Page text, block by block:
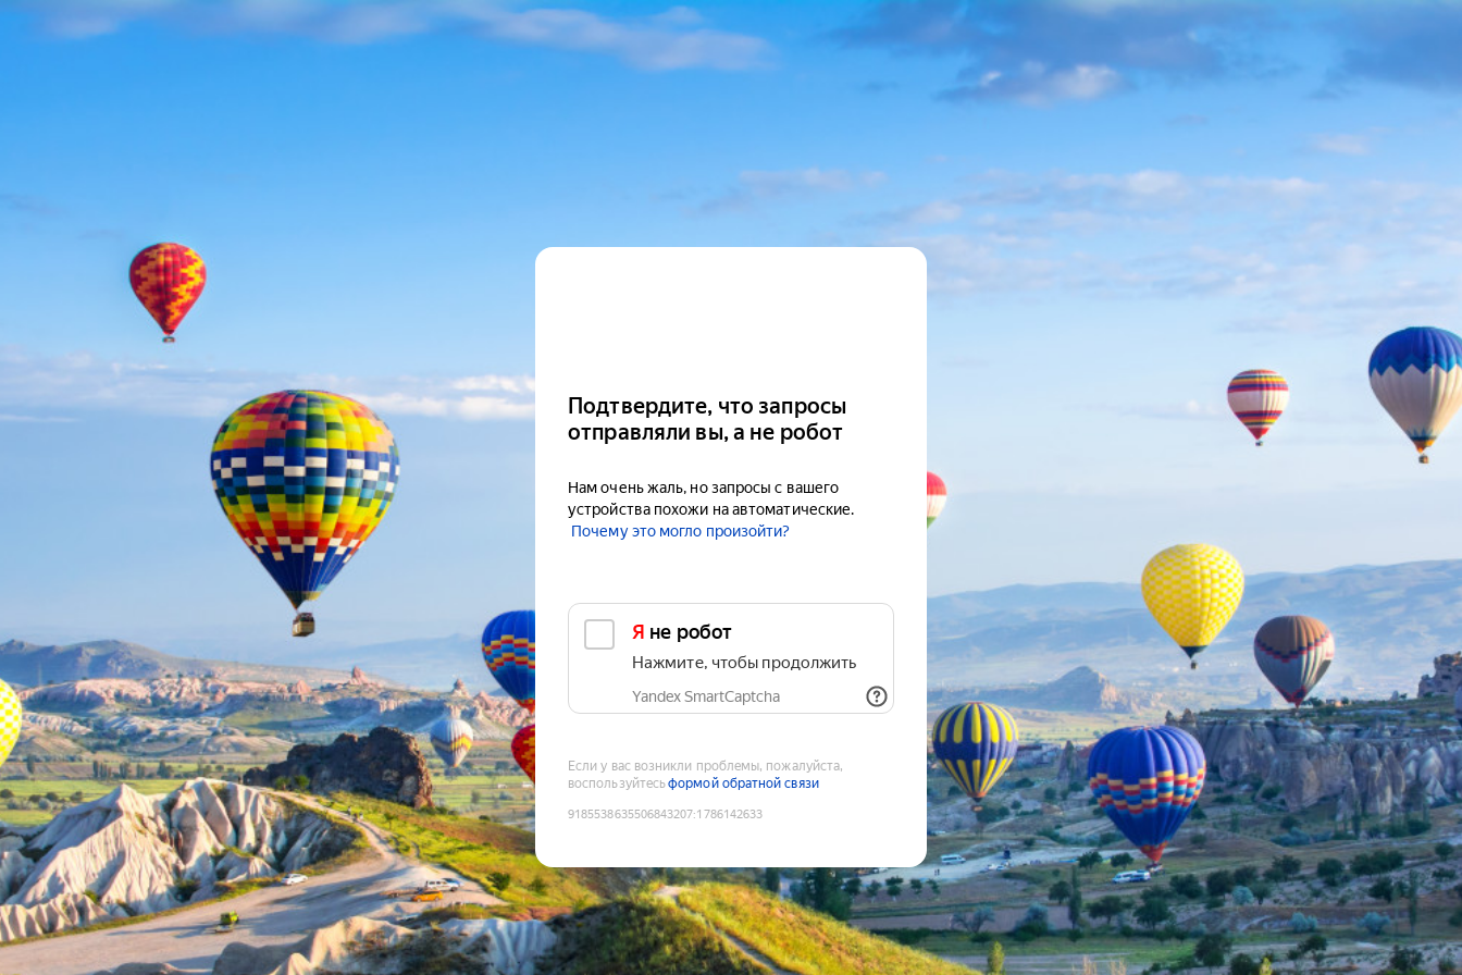
Подтвердите, что запросы
отправляли вы, а не робот
Нам очень жаль, но запросы с вашего
устройства похожи на автоматические.
Почему это могло произойти?
Я не робот
Нажмите, чтобы продолжить
Yandex SmartCaptcha
Если у вас возникли проблемы, пожалуйста,
воспользуйтесьформой обратной связи
9185538635506843207:1786142633